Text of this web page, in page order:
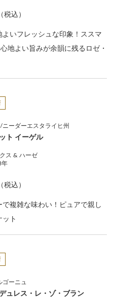
（税込）
いフレッシュな印象！ススマ
地よい旨みが余韻に残るロゼ・
ニーダーエスタライヒ州
ト イーゲル
ス & ハーゼ
年
（税込）
複雑な味わい！ピュアで親し
ト
ゴーニュ
ュレス・レ・ゾ・ブラン